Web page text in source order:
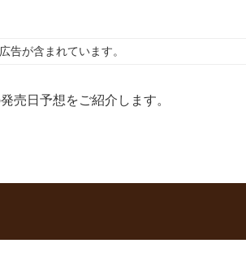
告が含まれています。
売日予想をご紹介します。